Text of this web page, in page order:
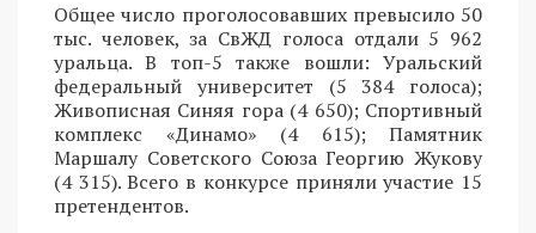
Общее число проголосовавших превысило 50
тыс. человек, за СвЖД голоса отдали 5 962
уральца. В топ-5 также вошли: Уральский
федеральный университет (5 384 голоса);
Живописная Синяя гора (4 650); Спортивный
комплекс «Динамо» (4 615); Памятник
Маршалу Советского Союза Георгию Жукову
(4 315). Всего в конкурсе приняли участие 15
претендентов.